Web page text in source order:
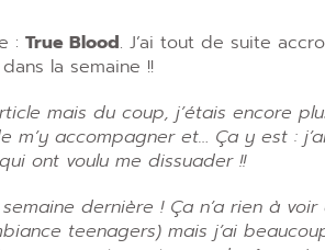
: True Blood. J’ai tout de suite
la semaine !!
mais du coup, j’étais encore
m’y accompagner et… Ça y est :
ont voulu me dissuader !!
dernière ! Ça n’a rien à voir
teenagers) mais j’ai